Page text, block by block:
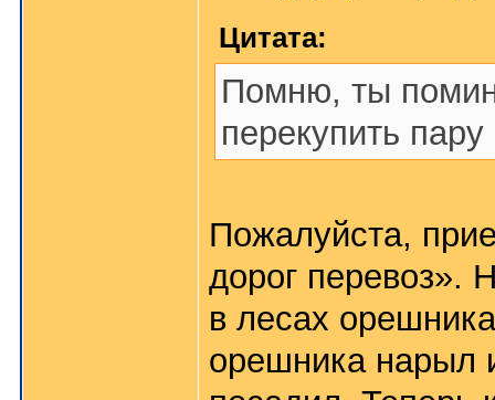
Цитата:
Помню, ты
перекупить пару
Пожалуйста,
дорог перевоз».
в лесах
орешника нарыл